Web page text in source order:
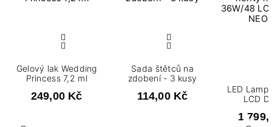
Gelový lak Wedding
Princess 7,2 ml
249,00 Kč
Sada štětců na
zdobení - 3 kusy
114,00 Kč
LED
LCD
1